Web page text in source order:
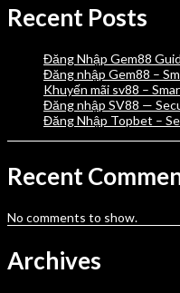
Recent Posts
Đăng Nhập Gem88
Đăng nhập Gem88 –
Khuyến mãi sv88 –
Đăng nhập SV88 —
Đăng Nhập Topbet –
Recent
No comments to show.
Archives